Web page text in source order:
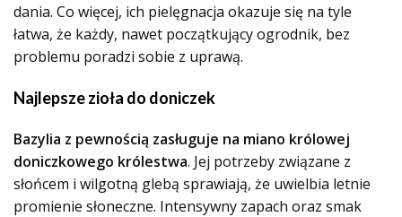
dania. Co więcej, ich pielęgnacja okazuje się na tyle
łatwa, że każdy, nawet początkujący ogrodnik, bez
problemu poradzi sobie z uprawą.
Najlepsze zioła do doniczek
Bazylia z pewnością zasługuje na miano królowej
doniczkowego królestwa. Jej potrzeby związane z
słońcem i wilgotną glebą sprawiają, że uwielbia letnie
promienie słoneczne. Intensywny zapach oraz smak